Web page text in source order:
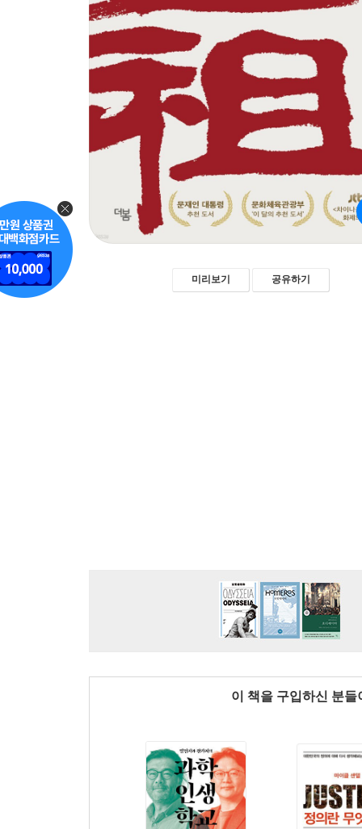
미리보기 공유하기
이 책을 구입하신 분